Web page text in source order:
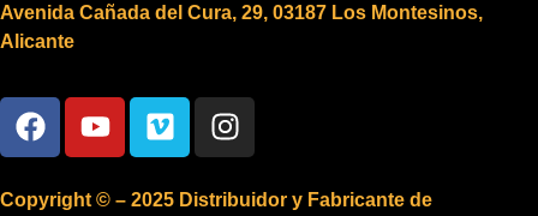
Avenida Cañada del Cura, 29, 03187 Los Montesinos,
Alicante
Copyright © – 2025 Distribuidor y Fabricante de